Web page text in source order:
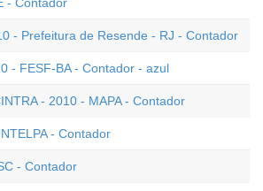
- Prefeitura de Resende - RJ - Contador
- FESF-BA - Contador - azul
- 2010 - MAPA - Contador
- Contador
- Contador